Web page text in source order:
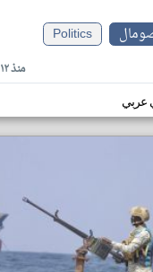
Politics
منذ ١٢ يوم
عربي